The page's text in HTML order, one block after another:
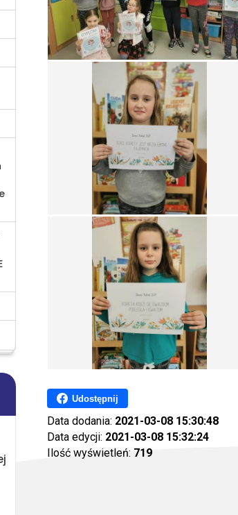
Udostępnij
Data dodania: 2021-03-08 15:30:48
Data edycji: 2021-03-08 15:32:24
Ilość wyświetleń: 719